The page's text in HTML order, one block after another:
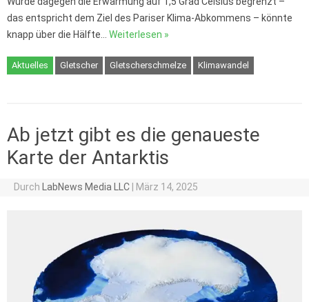
das entspricht dem Ziel des Pariser Klima-Abkommens – könnte
knapp über die Hälfte… Weiterlesen »
Aktuelles Gletscher Gletscherschmelze Klimawandel
Ab jetzt gibt es die genaueste
Karte der Antarktis
Durch LabNews Media LLC März 14, 2025